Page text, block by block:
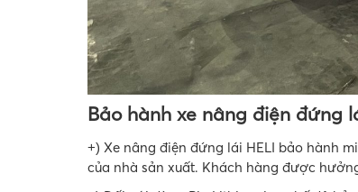
Bảo hành xe nâng điện đứng
+) Xe nâng điện đứng lái HELI bảo hành
của nhà sản xuất. Khách hàng được